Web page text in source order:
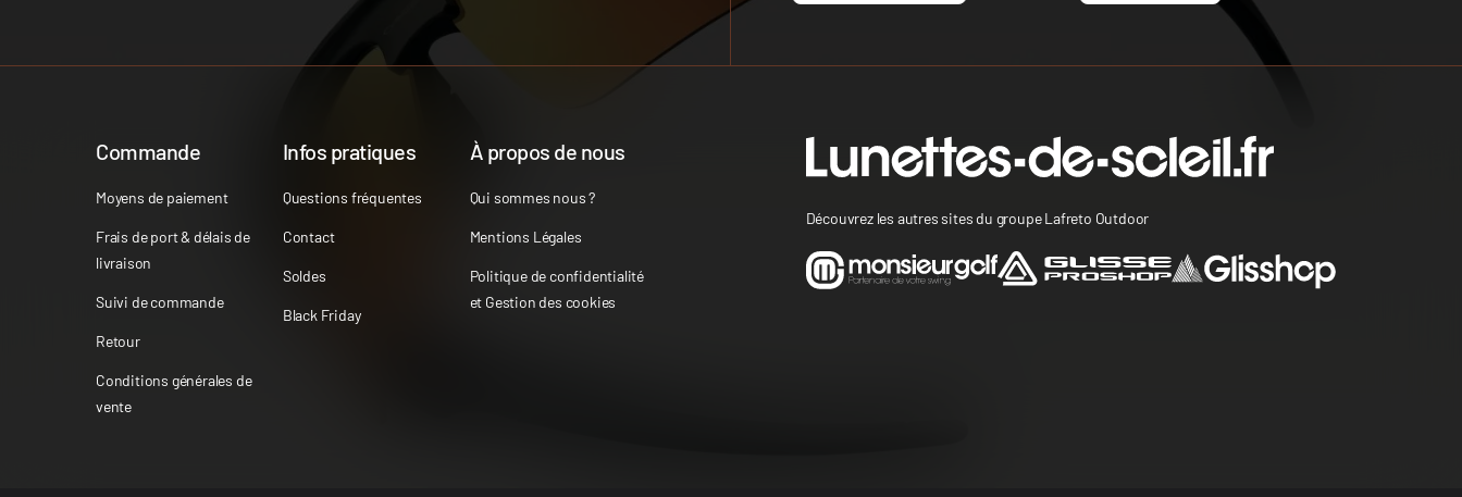
Commande
Moyens de paiement
Frais de port & délais de
livraison
Suivi de commande
Retour
Conditions générales de
vente
Infos pratiques
Questions fréquentes
Contact
Soldes
Black Friday
À propos de nous
Qui sommes nous ?
Mentions Légales
Politique de confidentialité
et Gestion des cookies
Découvrez les autres sites du groupe Lafreto Outdoor